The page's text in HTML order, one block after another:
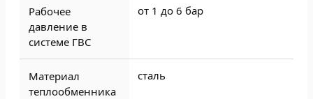
Рабочее
давление в
системе ГВС
от 1 до 6 бар
Материал
теплообменника
сталь